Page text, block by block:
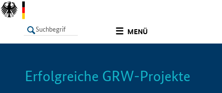
MENÜ
LISTE Info
Erfolgreiche GRW-Projekte